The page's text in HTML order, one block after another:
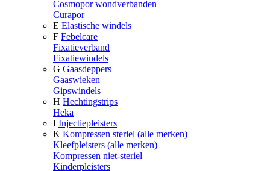
Cosmopor wondverbanden
Curapor
E Elastische windels
F Febelcare
Fixatieverband
Fixatiewindels
G Gaasdeppers
Gaaswieken
Gipswindels
H Hechtingstrips
Heka
I Injectiepleisters
K Kompressen steriel (alle merken)
Kleefpleisters (alle merken)
Kompressen niet-steriel
Kinderpleisters